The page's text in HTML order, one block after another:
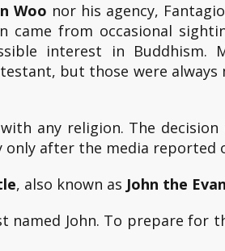
Woo nor his agency,
came from occasional
interest in Buddhism.
but those were always
any religion. The decision
only after the media reported
, also known as John the
named John. To prepare for